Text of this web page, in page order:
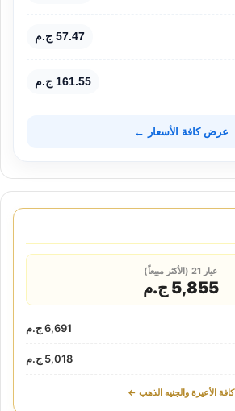
57.47 ج.م
161.55 ج.م
عرض كافة الأسعار ←
عيار 21 (الأكثر مبيعاً)
5,855 ج.م
6,691 ج.م
5,018 ج.م
كافة الأعيرة والجنيه الذهب ←